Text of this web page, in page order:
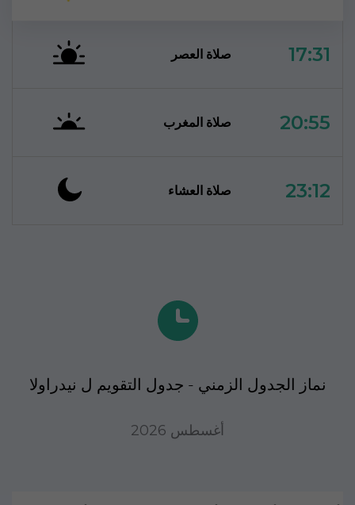
صلاة العصر 17:31
صلاة المغرب 20:55
صلاة العشاء 23:12
نماز الجدول الزمني - جدول التقويم ل نیدراولا
أغسطس 2026